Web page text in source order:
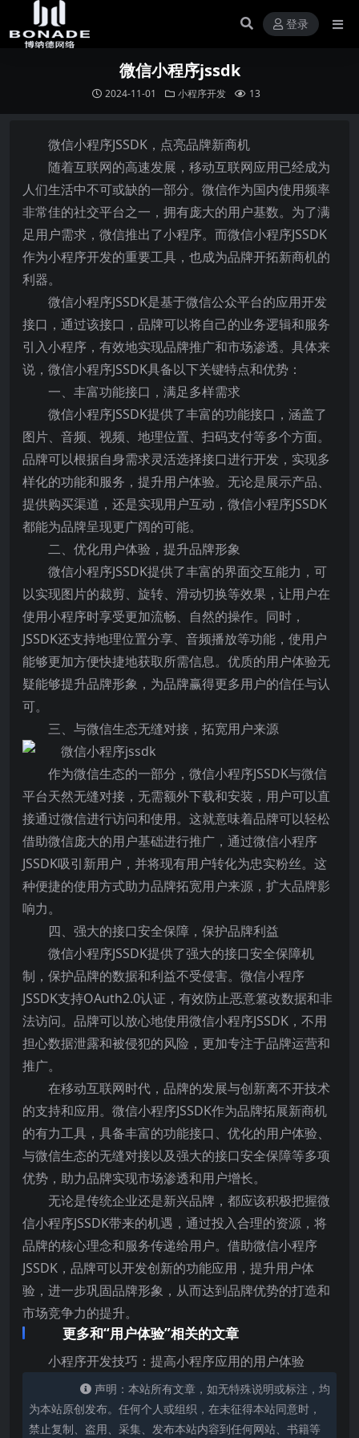
登录
微信小程序jssdk
2024-11-01 小程序开发 13
微信小程序JSSDK，点亮品牌新商机
随着互联网的高速发展，移动互联网应用已经成为
人们生活中不可或缺的一部分。微信作为国内使用频率
非常佳的社交平台之一，拥有庞大的用户基数。为了满
足用户需求，微信推出了小程序。而微信小程序JSSDK
作为小程序开发的重要工具，也成为品牌开拓新商机的
利器。
微信小程序JSSDK是基于微信公众平台的应用开发
接口，通过该接口，品牌可以将自己的业务逻辑和服务
引入小程序，有效地实现品牌推广和市场渗透。具体来
说，微信小程序JSSDK具备以下关键特点和优势：
一、丰富功能接口，满足多样需求
微信小程序JSSDK提供了丰富的功能接口，涵盖了
图片、音频、视频、地理位置、扫码支付等多个方面。
品牌可以根据自身需求灵活选择接口进行开发，实现多
样化的功能和服务，提升用户体验。无论是展示产品、
提供购买渠道，还是实现用户互动，微信小程序JSSDK
都能为品牌呈现更广阔的可能。
二、优化用户体验，提升品牌形象
微信小程序JSSDK提供了丰富的界面交互能力，可
以实现图片的裁剪、旋转、滑动切换等效果，让用户在
使用小程序时享受更加流畅、自然的操作。同时，
JSSDK还支持地理位置分享、音频播放等功能，使用户
能够更加方便快捷地获取所需信息。优质的用户体验无
疑能够提升品牌形象，为品牌赢得更多用户的信任与认
可。
三、与微信生态无缝对接，拓宽用户来源
作为微信生态的一部分，微信小程序JSSDK与微信
平台天然无缝对接，无需额外下载和安装，用户可以直
接通过微信进行访问和使用。这就意味着品牌可以轻松
借助微信庞大的用户基础进行推广，通过微信小程序
JSSDK吸引新用户，并将现有用户转化为忠实粉丝。这
种便捷的使用方式助力品牌拓宽用户来源，扩大品牌影
响力。
四、强大的接口安全保障，保护品牌利益
微信小程序JSSDK提供了强大的接口安全保障机
制，保护品牌的数据和利益不受侵害。微信小程序
JSSDK支持OAuth2.0认证，有效防止恶意篡改数据和非
法访问。品牌可以放心地使用微信小程序JSSDK，不用
担心数据泄露和被侵犯的风险，更加专注于品牌运营和
推广。
在移动互联网时代，品牌的发展与创新离不开技术
的支持和应用。微信小程序JSSDK作为品牌拓展新商机
的有力工具，具备丰富的功能接口、优化的用户体验、
与微信生态的无缝对接以及强大的接口安全保障等多项
优势，助力品牌实现市场渗透和用户增长。
无论是传统企业还是新兴品牌，都应该积极把握微
信小程序JSSDK带来的机遇，通过投入合理的资源，将
品牌的核心理念和服务传递给用户。借助微信小程序
JSSDK，品牌可以开发创新的功能应用，提升用户体
验，进一步巩固品牌形象，从而达到品牌优势的打造和
市场竞争力的提升。
更多和“用户体验”相关的文章
小程序开发技巧：提高小程序应用的用户体验
声明：本站所有文章，如无特殊说明或标注，均
为本站原创发布。任何个人或组织，在未征得本站同意时，
禁止复制、盗用、采集、发布本站内容到任何网站、书籍等